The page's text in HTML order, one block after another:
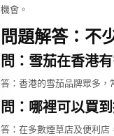
機會。
問題解答：不
問：雪茄在香港
答：香港的雪茄品牌眾多
問：哪裡可以買
答：在多數煙草店及便利店